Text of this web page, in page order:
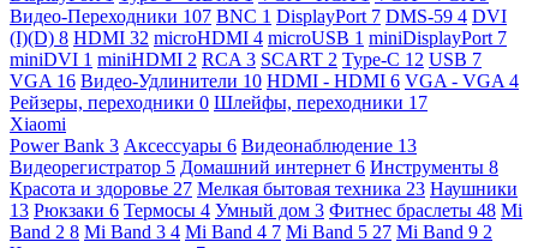
Видео-Переходники 107 BNC 1 DisplayPort 7 DMS-59 4 DVI
(I)(D) 8 HDMI 32 microHDMI 4 microUSB 1 miniDisplayPort 7
miniDVI 1 miniHDMI 2 RCA 3 SCART 2 Type-C 12 USB 7
VGA 16 Видео-Удлинители 10 HDMI - HDMI 6 VGA - VGA 4
Рейзеры, переходники 0 Шлейфы, переходники 17
Xiaomi
Power Bank 3 Аксессуары 6 Видеонаблюдение 13
Видеорегистратор 5 Домашний интернет 6 Инструменты 8
Красота и здоровье 27 Мелкая бытовая техника 23 Наушники
13 Рюкзаки 6 Термосы 4 Умный дом 3 Фитнес браслеты 48 Mi
Band 2 8 Mi Band 3 4 Mi Band 4 7 Mi Band 5 27 Mi Band 9 2